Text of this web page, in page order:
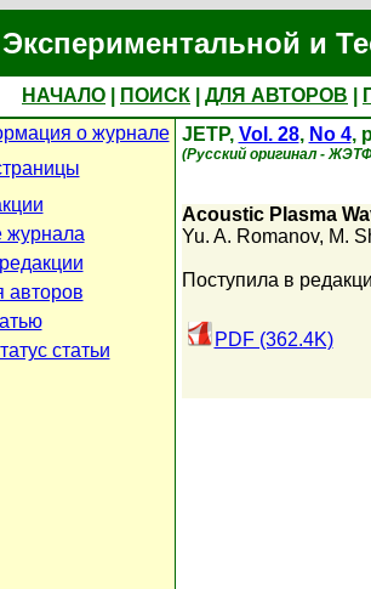
и
НАЧАЛО ПОИСК ДЛЯ АВТОРОВ
о журнале
журнала
авторов
статьи
JETP, Vol. 28, No 4,
(Русский оригинал -
Acoustic Plasma
Yu. A. Romanov, M.
Поступила в
PDF (362.4K)